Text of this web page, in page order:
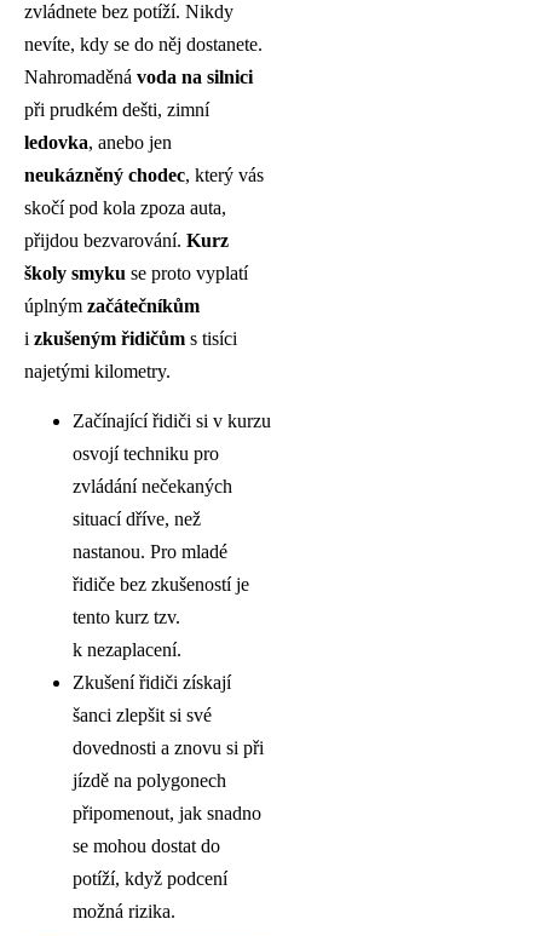
zvládnete bez potíží. Nikdy
nevíte, kdy se do něj dostanete.
Nahromaděná voda na silnici
při prudkém dešti, zimní
ledovka, anebo jen
neukázněný chodec, který vás
skočí pod kola zpoza auta,
přijdou bezvarování. Kurz
školy smyku se proto vyplatí
úplným začátečníkům
i zkušeným řidičům s tisíci
najetými kilometry.
Začínající řidiči si v kurzu
osvojí techniku pro
zvládání nečekaných
situací dříve, než
nastanou. Pro mladé
řidiče bez zkušeností je
tento kurz tzv.
k nezaplacení.
Zkušení řidiči získají
šanci zlepšit si své
dovednosti a znovu si při
jízdě na polygonech
připomenout, jak snadno
se mohou dostat do
potíží, když podcení
možná rizika.